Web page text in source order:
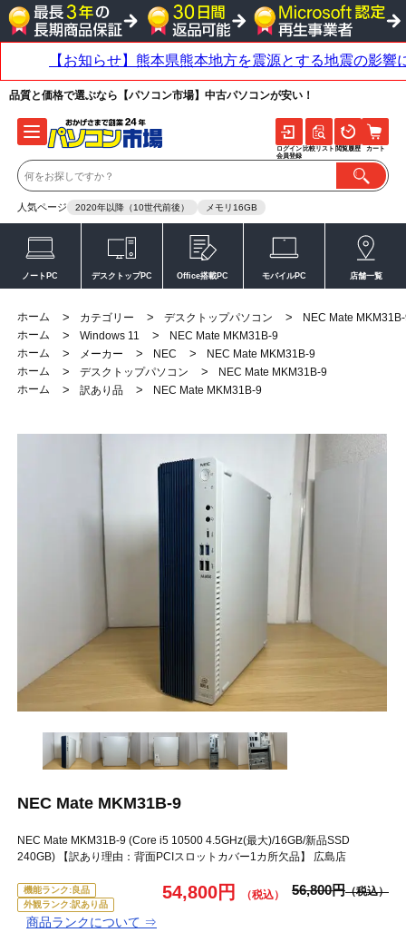
品質と価格で選ぶなら【パソコン市場】中古パソコンが安い！
人気ページ 2020年以降（10世代前後） メモリ16GB
ログイン
会員登録
比較リスト 閲覧履歴 カート
ノートPC デスクトップPC Office搭載PC モバイルPC 店舗一覧
ホーム > カテゴリー > デスクトップパソコン >
NEC Mate
ホーム
> Windows 11 >
NEC Mate MKM31B-9
ホーム
> メーカー > NEC >
NEC Mate MKM31B-9
ホーム
> デスクトップパソコン >
NEC Mate MKM31B-9
ホーム
> 訳あり品 > NEC Mate MKM31B-9
NEC Mate MKM31B-9
NEC Mate MKM31B-9 (Core i5 10500 4.5GHz(最大)/16GB/新品SSD
240GB) 【訳あり理由：背面PCIスロットカバー1カ所欠品】 広島店
機能ランク:良品
外観ランク:訳あり品
商品ランクについて ⇒
54,800円 56,800円